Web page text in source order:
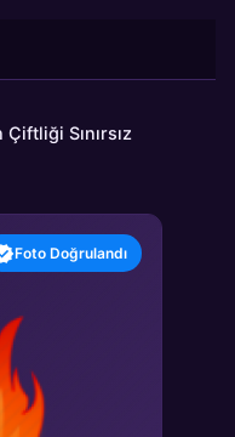
Sınırsız
Foto Doğrulandı